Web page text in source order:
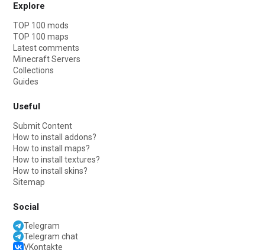
Explore
TOP 100 mods
TOP 100 maps
Latest comments
Minecraft Servers
Collections
Guides
Useful
Submit Content
How to install addons?
How to install maps?
How to install textures?
How to install skins?
Sitemap
Social
Telegram
Telegram chat
VKontakte